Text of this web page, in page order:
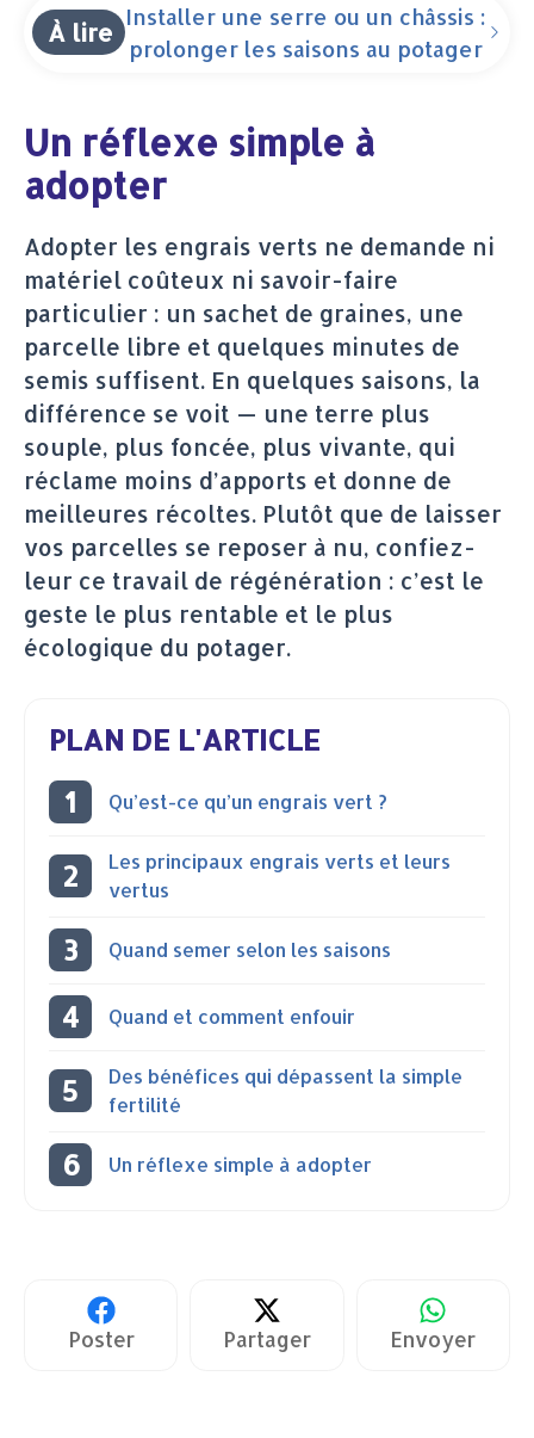
À lire
Installer une serre ou un châssis :
prolonger les saisons au potager
Un réflexe simple à
adopter
Adopter les engrais verts ne demande ni
matériel coûteux ni savoir-faire
particulier : un sachet de graines, une
parcelle libre et quelques minutes de
semis suffisent. En quelques saisons, la
différence se voit — une terre plus
souple, plus foncée, plus vivante, qui
réclame moins d’apports et donne de
meilleures récoltes. Plutôt que de laisser
vos parcelles se reposer à nu, confiez-
leur ce travail de régénération : c’est le
geste le plus rentable et le plus
écologique du potager.
PLAN DE L'ARTICLE
Qu’est-ce qu’un engrais vert ?
Les principaux engrais verts et leurs
vertus
Quand semer selon les saisons
Quand et comment enfouir
Des bénéfices qui dépassent la simple
fertilité
Un réflexe simple à adopter
Poster Partager Envoyer